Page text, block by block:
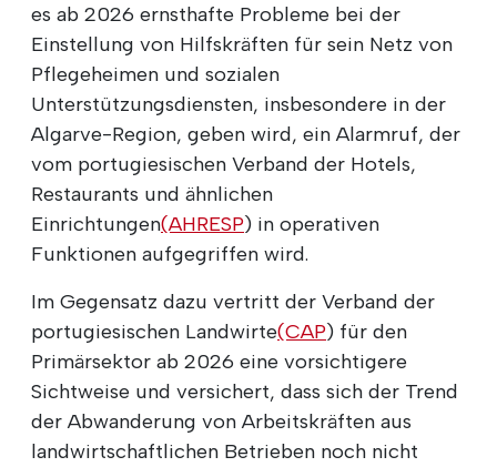
es ab 2026 ernsthafte Probleme bei der
Einstellung von Hilfskräften für sein Netz von
Pflegeheimen und sozialen
Unterstützungsdiensten, insbesondere in der
Algarve-Region, geben wird, ein Alarmruf, der
vom portugiesischen Verband der Hotels,
Restaurants und ähnlichen
Einrichtungen(AHRESP) in operativen
Funktionen aufgegriffen wird.
Im Gegensatz dazu vertritt der Verband der
portugiesischen Landwirte(CAP) für den
Primärsektor ab 2026 eine vorsichtigere
Sichtweise und versichert, dass sich der Trend
der Abwanderung von Arbeitskräften aus
landwirtschaftlichen Betrieben noch nicht